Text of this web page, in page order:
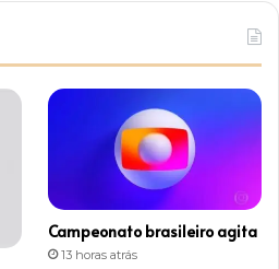
t
r
a
Campeonato brasileiro agita
13 horas atrás